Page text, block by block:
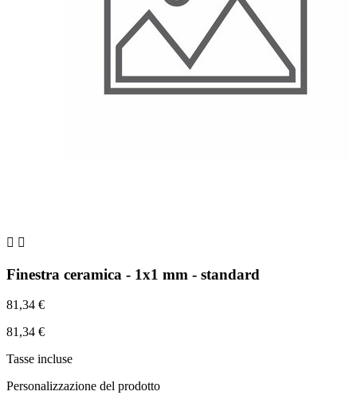
 
Finestra ceramica - 1x1 mm - standard
81,34 €
81,34 €
Tasse incluse
Personalizzazione del prodotto